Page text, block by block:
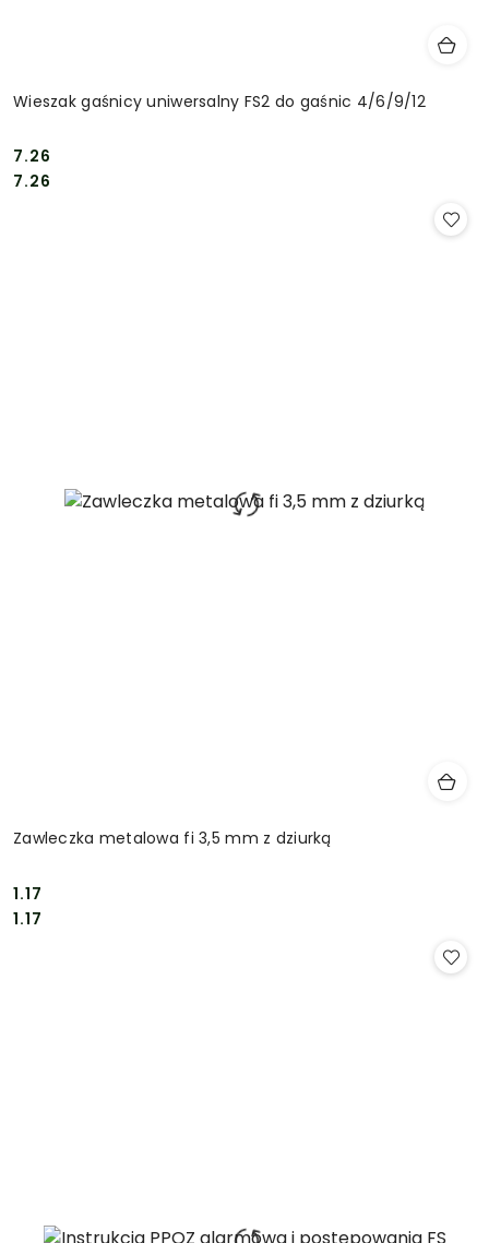
Wieszak gaśnicy uniwersalny FS2 do gaśnic 4/6/9/12
Cena:
7.26
Cena:
7.26
Zawleczka metalowa fi 3,5 mm z dziurką
Cena:
1.17
Cena:
1.17